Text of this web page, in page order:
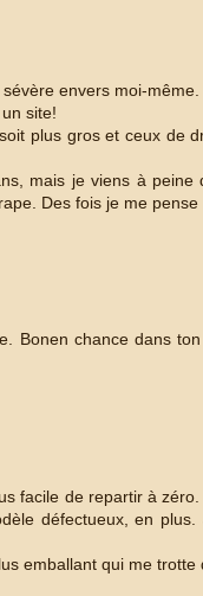
envers moi-même.
site!
plus gros et ceux de
mais je viens à
Des fois je me
Bonen chance dans
facile de repartir à
défectueux, en
emballant qui me